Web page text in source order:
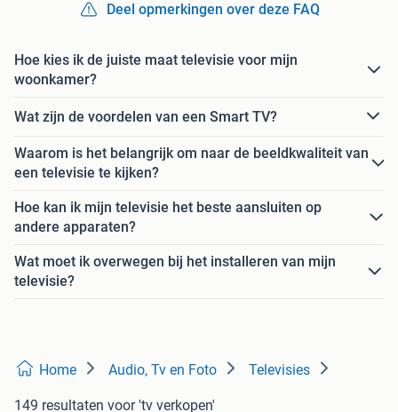
Deel opmerkingen over deze FAQ
Hoe kies ik de juiste maat televisie voor mijn
woonkamer?
Wat zijn de voordelen van een Smart TV?
Waarom is het belangrijk om naar de beeldkwaliteit van
een televisie te kijken?
Hoe kan ik mijn televisie het beste aansluiten op
andere apparaten?
Wat moet ik overwegen bij het installeren van mijn
televisie?
Home Audio, Tv en Foto Televisies
149 resultaten voor 'tv verkopen'